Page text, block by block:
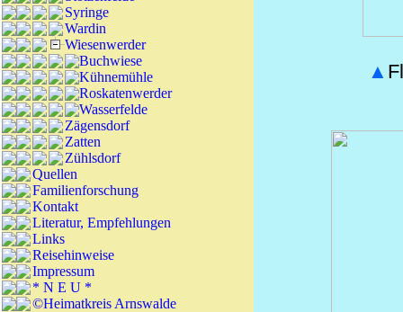
Syringe
Wardin
Wiesenwerder
Buchwiese
Kühnemühle
Roskatenwerder
Wasserfelde
Zägensdorf
Zatten
Zühlsdorf
Quellen
Familienforschung
Kontakt
Literatur, Empfehlungen
Links
Reisehinweise
Impressum
* N E U *
©Heimatkreis Arnswalde
▲